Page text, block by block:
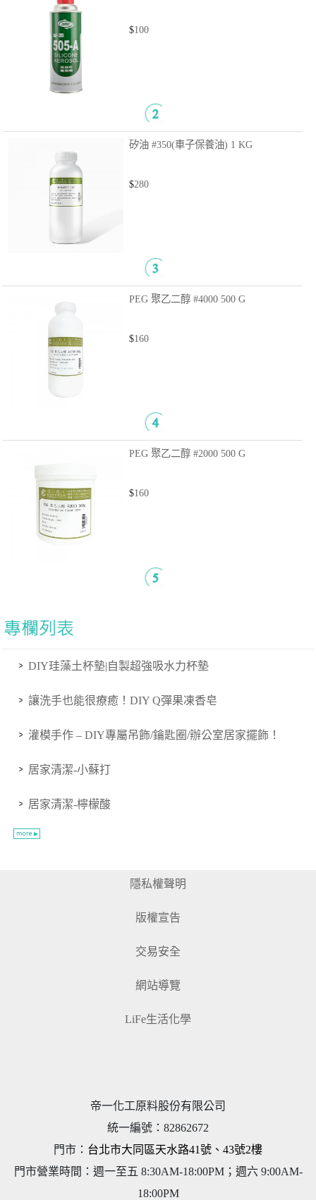
$100
矽油 #350(車子保養油) 1 KG
$280
PEG 聚乙二醇 #4000 500 G
$160
PEG 聚乙二醇 #2000 500 G
$160
DIY珪藻土杯墊|自製超強吸水力杯墊
讓洗手也能很療癒！DIY Q彈果凍香皂
灌模手作 – DIY專屬吊飾/鑰匙圈/辦公室居家擺飾！
居家清潔-小蘇打
居家清潔-檸檬酸
隱私權聲明
版權宣告
交易安全
網站導覽
LiFe生活化學
帝一化工原料股份有限公司
統一編號 ： 82862672
門市： 台北市大同區天水路41號、43號2樓
門市營業時間：週一至五 8:30AM-18:00PM；週六 9:00AM-
18:00PM